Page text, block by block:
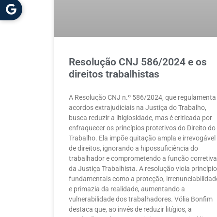
Resolução CNJ 586/2024 e os
direitos trabalhistas
A Resolução CNJ n.º 586/2024, que regulamenta
acordos extrajudiciais na Justiça do Trabalho,
busca reduzir a litigiosidade, mas é criticada por
enfraquecer os princípios protetivos do Direito do
Trabalho. Ela impõe quitação ampla e irrevogável
de direitos, ignorando a hipossuficiência do
trabalhador e comprometendo a função corretiva
da Justiça Trabalhista. A resolução viola
fundamentais como a proteção,
e primazia da realidade, aumentando a
vulnerabilidade dos trabalhadores. Vólia Bonfim
destaca que, ao invés de reduzir litígios, a